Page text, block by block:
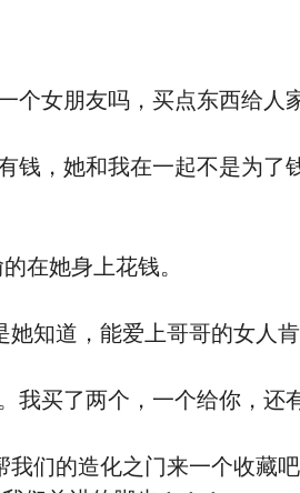
女朋友吗，买点东西给人
，她和我在一起不是为了
在她身上花钱。
道，能爱上哥哥的女人肯
买了两个，一个给你，还
们的造化之门来一个收藏